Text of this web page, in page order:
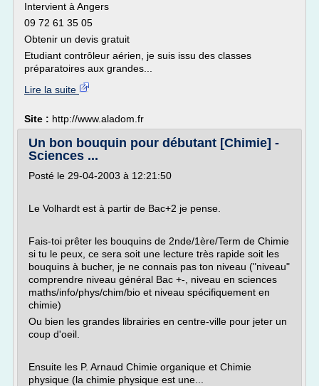
Intervient à Angers
09 72 61 35 05
Obtenir un devis gratuit
Etudiant contrôleur aérien, je suis issu des classes
préparatoires aux grandes...
Lire la suite
Site : http://www.aladom.fr
Un bon bouquin pour débutant [Chimie] -
Sciences ...
Posté le 29-04-2003 à 12:21:50
Le Volhardt est à partir de Bac+2 je pense.
Fais-toi prêter les bouquins de 2nde/1ère/Term de Chimie
si tu le peux, ce sera soit une lecture très rapide soit les
bouquins à bucher, je ne connais pas ton niveau ("niveau"
comprendre niveau général Bac +-, niveau en sciences
maths/info/phys/chim/bio et niveau spécifiquement en
chimie)
Ou bien les grandes librairies en centre-ville pour jeter un
coup d'oeil.
Ensuite les P. Arnaud Chimie organique et Chimie
physique (la chimie physique est une...